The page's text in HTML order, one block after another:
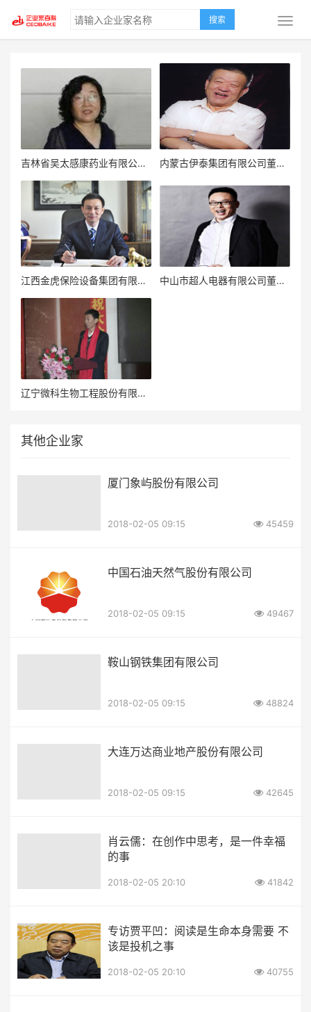
搜索
吉林省吴太感康药业有限公司董事长吴元芬 内蒙古伊泰集团有限公司董事长张双旺
江西金虎保险设备集团有限公司董事长熊春林 中山市超人电器有限公司董事长罗子健
辽宁微科生物工程股份有限公司董事长韩希军
其他企业家
厦门象屿股份有限公司
2018-02-05 09:15 45459
中国石油天然气股份有限公司
2018-02-05 09:15 49467
鞍山钢铁集团有限公司
2018-02-05 09:15 48824
大连万达商业地产股份有限公司
2018-02-05 09:15 42645
肖云儒：在创作中思考，是一件幸福
的事
2018-02-05 20:10 41842
专访贾平凹：阅读是生命本身需要 不
该是投机之事
2018-02-05 20:10 40755